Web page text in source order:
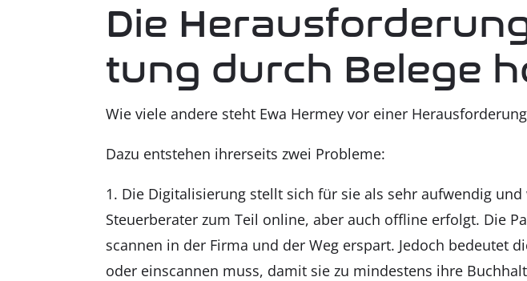
Die
tung durch Bele­ge
Wie vie­le ande­re steht Ewa Her­mey vor einer
Dazu ent­ste­hen ihrer­seits zwei Pro­ble­me:
Die Digi­ta­li­sie­rung stellt sich für sie als sehr auf­wen­dig
Steu­er­be­ra­ter zum Teil online, aber auch off­line erfolgt. Die
scan­nen in der Fir­ma und der Weg erspart. Jedoch bedeu­tet
oder ein­scan­nen muss, damit sie zu min­des­tens ihre